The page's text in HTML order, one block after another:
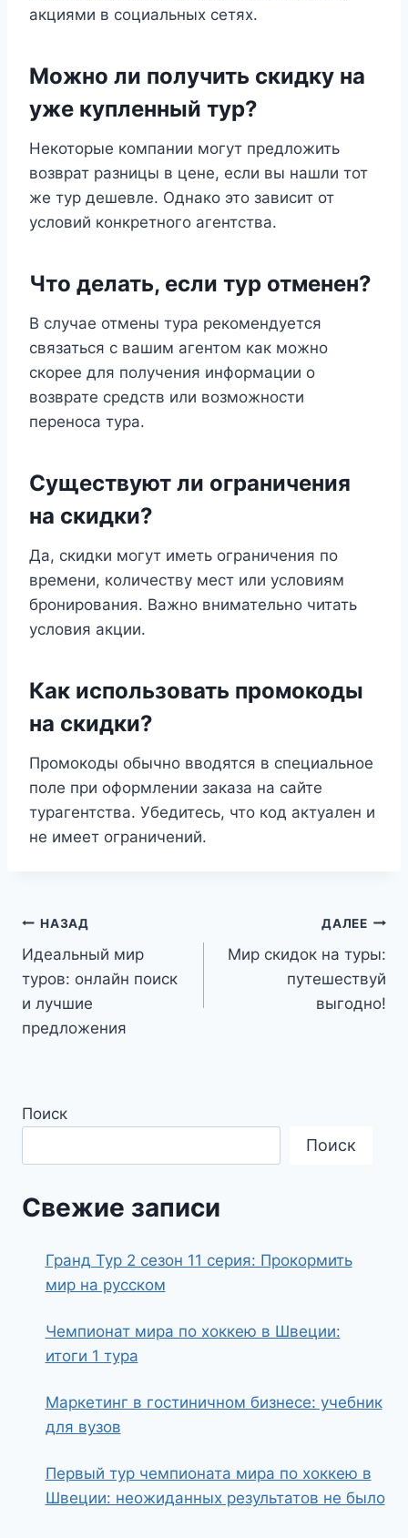
акциями в социальных сетях.
Можно ли получить скидку на
уже купленный тур?
Некоторые компании могут предложить
возврат разницы в цене, если вы нашли тот
же тур дешевле. Однако это зависит от
условий конкретного агентства.
Что делать, если тур отменен?
В случае отмены тура рекомендуется
связаться с вашим агентом как можно
скорее для получения информации о
возврате средств или возможности
переноса тура.
Существуют ли ограничения
на скидки?
Да, скидки могут иметь ограничения по
времени, количеству мест или условиям
бронирования. Важно внимательно читать
условия акции.
Как использовать промокоды
на скидки?
Промокоды обычно вводятся в специальное
поле при оформлении заказа на сайте
турагентства. Убедитесь, что код актуален и
не имеет ограничений.
Навигация
по
записям
НАЗАД
Идеальный мир
туров: онлайн поиск
и лучшие
предложения
ДАЛЕЕ
Мир скидок на туры:
путешествуй
выгодно!
Поиск
Поиск
Свежие записи
Гранд Тур 2 сезон 11 серия: Прокормить
мир на русском
Чемпионат мира по хоккею в Швеции:
итоги 1 тура
Маркетинг в гостиничном бизнесе: учебник
для вузов
Первый тур чемпионата мира по хоккею в
Швеции: неожиданных результатов не было